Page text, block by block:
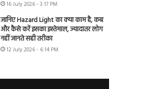
16 July 2026 - 3:17 PM
जानिए Hazard Light का क्या काम है, कब
और कैसे करें इसका इस्तेमाल, ज्यादातर लोग
नहीं जानते सही तरीका
12 July 2026 - 6:14 PM